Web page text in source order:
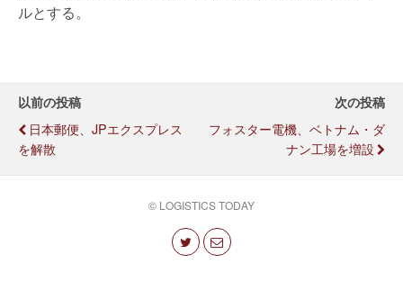
ルとする。
以前の投稿
日本郵便、JPエクスプレス
を解散
次の投稿
フォスター電機、ベトナム・ダ
ナン工場を増設
© LOGISTICS TODAY